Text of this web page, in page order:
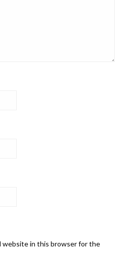
website in this browser for the